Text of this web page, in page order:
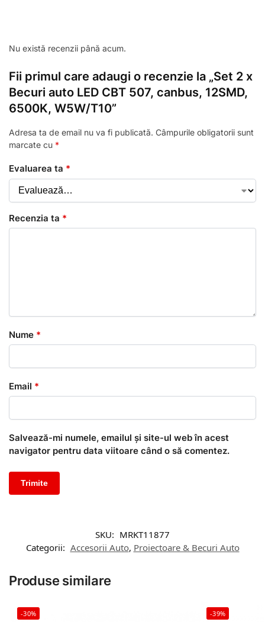
Nu există recenzii până acum.
Fii primul care adaugi o recenzie la „Set 2 x
Becuri auto LED CBT 507, canbus, 12SMD,
6500K, W5W/T10”
Adresa ta de email nu va fi publicată. Câmpurile obligatorii sunt
marcate cu *
Evaluarea ta *
Recenzia ta *
Nume *
Email *
Salvează-mi numele, emailul și site-ul web în acest
navigator pentru data viitoare când o să comentez.
SKU: MRKT11877
Categorii: Accesorii Auto, Proiectoare & Becuri Auto
Produse similare
-30% -39%